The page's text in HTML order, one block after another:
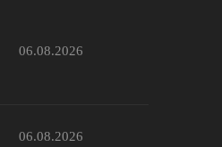
06.08.2026
06.08.2026